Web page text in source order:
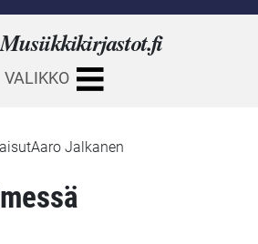
Musiikkikirjastot.fi
VALIKKO
Jalkanen